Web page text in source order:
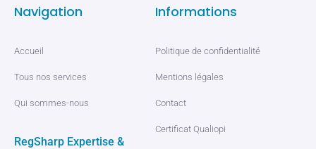
Navigation
Accueil
Tous nos services
Qui sommes-nous
RegSharp Expertise &
Informations
Politique de confidentialité
Mentions légales
Contact
Certificat Qualiopi